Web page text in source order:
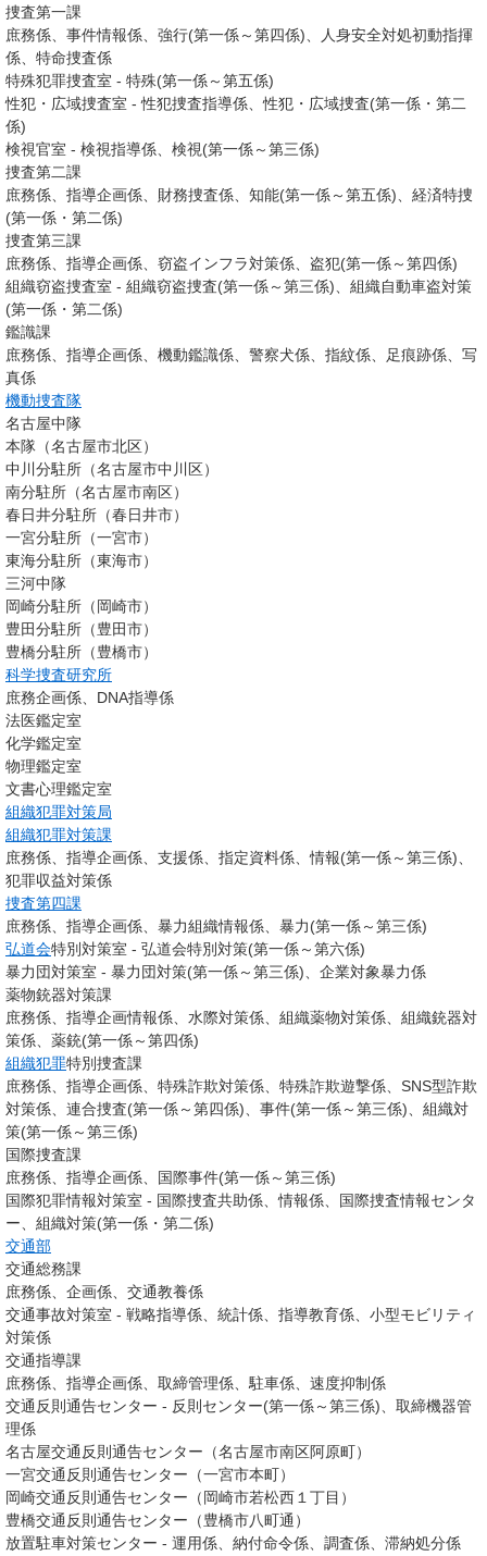
捜査第一課
庶務係、事件情報係、強行(第一係～第四係)、人身安全対処初動指揮
係、特命捜査係
特殊犯罪捜査室 - 特殊(第一係～第五係)
性犯・広域捜査室 - 性犯捜査指導係、性犯・広域捜査(第一係・第二
係)
検視官室 - 検視指導係、検視(第一係～第三係)
捜査第二課
庶務係、指導企画係、財務捜査係、知能(第一係～第五係)、経済特捜
(第一係・第二係)
捜査第三課
庶務係、指導企画係、窃盗インフラ対策係、盗犯(第一係～第四係)
組織窃盗捜査室 - 組織窃盗捜査(第一係～第三係)、組織自動車盗対策
(第一係・第二係)
鑑識課
庶務係、指導企画係、機動鑑識係、警察犬係、指紋係、足痕跡係、写
真係
機動捜査隊
名古屋中隊
本隊（名古屋市北区）
中川分駐所（名古屋市中川区）
南分駐所（名古屋市南区）
春日井分駐所（春日井市）
一宮分駐所（一宮市）
東海分駐所（東海市）
三河中隊
岡崎分駐所（岡崎市）
豊田分駐所（豊田市）
豊橋分駐所（豊橋市）
科学捜査研究所
庶務企画係、DNA指導係
法医鑑定室
化学鑑定室
物理鑑定室
文書心理鑑定室
組織犯罪対策局
組織犯罪対策課
庶務係、指導企画係、支援係、指定資料係、情報(第一係～第三係)、
犯罪収益対策係
捜査第四課
庶務係、指導企画係、暴力組織情報係、暴力(第一係～第三係)
弘道会特別対策室 - 弘道会特別対策(第一係～第六係)
暴力団対策室 - 暴力団対策(第一係～第三係)、企業対象暴力係
薬物銃器対策課
庶務係、指導企画情報係、水際対策係、組織薬物対策係、組織銃器対
策係、薬銃(第一係～第四係)
組織犯罪特別捜査課
庶務係、指導企画係、特殊詐欺対策係、特殊詐欺遊撃係、SNS型詐欺
対策係、連合捜査(第一係～第四係)、事件(第一係～第三係)、組織対
策(第一係～第三係)
国際捜査課
庶務係、指導企画係、国際事件(第一係～第三係)
国際犯罪情報対策室 - 国際捜査共助係、情報係、国際捜査情報センタ
ー、組織対策(第一係・第二係)
交通部
交通総務課
庶務係、企画係、交通教養係
交通事故対策室 - 戦略指導係、統計係、指導教育係、小型モビリティ
対策係
交通指導課
庶務係、指導企画係、取締管理係、駐車係、速度抑制係
交通反則通告センター - 反則センター(第一係～第三係)、取締機器管
理係
名古屋交通反則通告センター（名古屋市南区阿原町）
一宮交通反則通告センター（一宮市本町）
岡崎交通反則通告センター（岡崎市若松西１丁目）
豊橋交通反則通告センター（豊橋市八町通）
放置駐車対策センター - 運用係、納付命令係、調査係、滞納処分係